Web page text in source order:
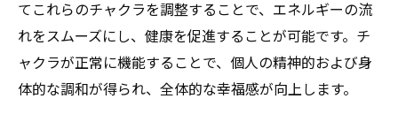
天啓気功治療や療法で活性化するクンダリ
ニーと気功治療(天啓気功治療や療法)の相乗
効果を探る
てこれらのチャクラを調整することで、エネルギーの流
れをスムーズにし、健康を促進することが可能です。チ
ャクラが正常に機能することで、個人の精神的および身
体的な調和が得られ、全体的な幸福感が向上します。